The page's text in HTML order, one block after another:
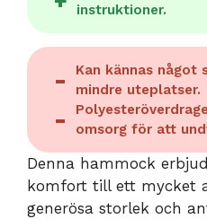
instruktioner.
Kan kännas något
mindre uteplatser.
omsorg för att
Denna hammock
komfort till ett mycket
generösa storlek och